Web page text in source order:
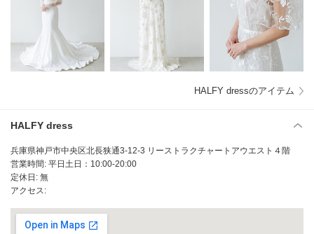
HALFY dressのアイテム
HALFY dress
兵庫県神戸市中央区北長狭通3-12-3 リーストラクチャートアウエスト４階
営業時間: 平日土日：10:00-20:00
定休日: 無
アクセス: